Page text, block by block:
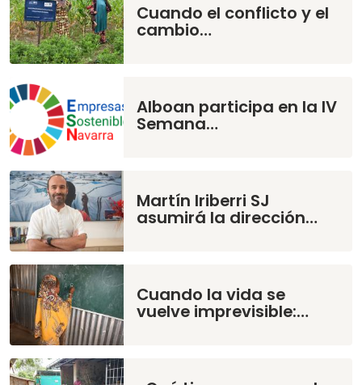
Cuando el conflicto y el
cambio…
Alboan participa en la IV
Semana…
Martín Iriberri SJ
asumirá la dirección…
Cuando la vida se
vuelve imprevisible:…